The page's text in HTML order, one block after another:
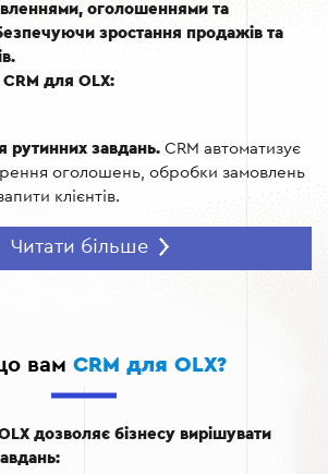
оголошеннями та
зростання продажів та
для OLX:
рутинних завдань. CRM автоматизує
оголошень, обробки замовлень
клієнтів.
даних.
Уся інформація про клієнтів,
на запити, відстежувати історію
пропонувати персоналізовані
CRM надає інструменти для
клієнтів, оголошення та продажі.
Читати більше
вам CRM для OLX?
OLX дозволяє бізнесу вирішувати